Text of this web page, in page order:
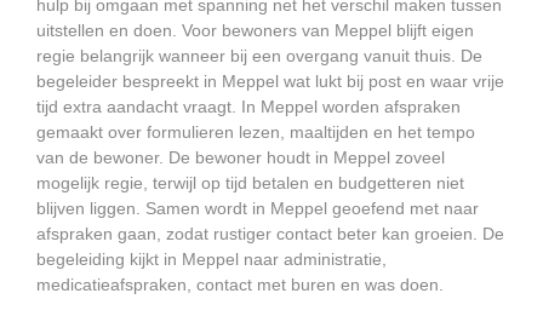
hulp bij omgaan met spanning net het verschil maken tussen
uitstellen en doen. Voor bewoners van Meppel blijft eigen
regie belangrijk wanneer bij een overgang vanuit thuis. De
begeleider bespreekt in Meppel wat lukt bij post en waar vrije
tijd extra aandacht vraagt. In Meppel worden afspraken
gemaakt over formulieren lezen, maaltijden en het tempo
van de bewoner. De bewoner houdt in Meppel zoveel
mogelijk regie, terwijl op tijd betalen en budgetteren niet
blijven liggen. Samen wordt in Meppel geoefend met naar
afspraken gaan, zodat rustiger contact beter kan groeien. De
begeleiding kijkt in Meppel naar administratie,
medicatieafspraken, contact met buren en was doen.